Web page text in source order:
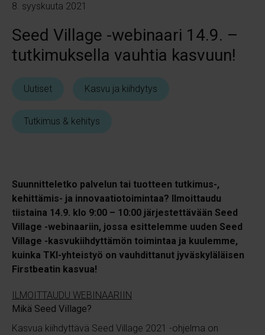
8. syyskuuta 2021
Seed Village -webinaari 14.9. –
tutkimuksella vauhtia kasvuun!
Uutiset Kasvu ja kiihdytys
Tutkimus & kehitys
Suunnitteletko palvelun tai tuotteen tutkimus-,
kehittämis- ja innovaatiotoimintaa? Ilmoittaudu
tiistaina 14.9. klo 9:00 – 10:00 järjestettävään Seed
Village -webinaariin, jossa esittelemme uuden Seed
Village -kasvukiihdyttämön toimintaa ja kuulemme,
kuinka TKI-yhteistyö on vauhdittanut jyväskyläläisen
Firstbeatin kasvua!
ILMOITTAUDU WEBINAARIIN
Mikä Seed Village?
Kasvua kiihdyttävä Seed Village 2021 -ohjelma on